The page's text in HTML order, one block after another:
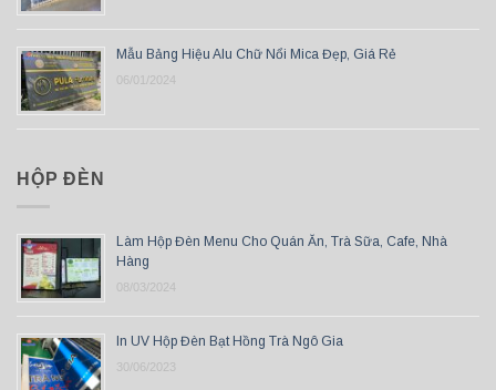
Mẫu Bảng Hiệu Alu Chữ Nổi Mica Đẹp, Giá Rẻ
06/01/2024
HỘP ĐÈN
Làm Hộp Đèn Menu Cho Quán Ăn, Trà Sữa, Cafe, Nhà
Hàng
08/03/2024
In UV Hộp Đèn Bạt Hồng Trà Ngô Gia
30/06/2023